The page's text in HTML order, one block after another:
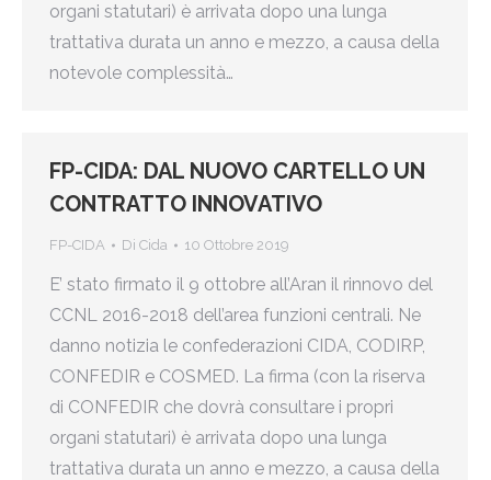
organi statutari) è arrivata dopo una lunga
trattativa durata un anno e mezzo, a causa della
notevole complessità…
FP-CIDA: DAL NUOVO CARTELLO UN
CONTRATTO INNOVATIVO
FP-CIDA Di Cida 10 Ottobre 2019
E’ stato firmato il 9 ottobre all’Aran il rinnovo del
CCNL 2016-2018 dell’area funzioni centrali. Ne
danno notizia le confederazioni CIDA, CODIRP,
CONFEDIR e COSMED. La firma (con la riserva
di CONFEDIR che dovrà consultare i propri
organi statutari) è arrivata dopo una lunga
trattativa durata un anno e mezzo, a causa della